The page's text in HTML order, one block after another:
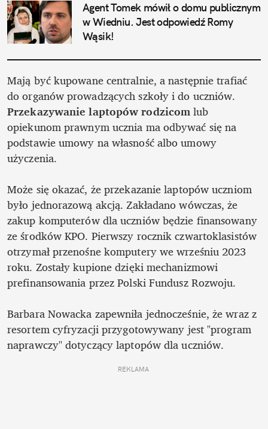
Agent Tomek mówił o domu publicznym
w Wiedniu. Jest odpowiedź Romy
Wąsik!
Mają być kupowane centralnie, a następnie trafiać
Przekazywanie laptopów rodzicom lub
opiekunom prawnym ucznia ma odbywać się na
podstawie umowy na własność albo umowy
użyczenia.
Może się okazać, że przekazanie laptopów uczniom
było jednorazową akcją. Zakładano wówczas, że
zakup komputerów dla uczniów będzie finansowany
ze środków KPO. Pierwszy rocznik czwartoklasistów
otrzymał przenośne komputery we wrześniu 2023
roku. Zostały kupione dzięki mechanizmowi
prefinansowania przez Polski Fundusz Rozwoju.
Barbara Nowacka zapewniła jednocześnie, że wraz z
resortem cyfryzacji przygotowywany jest "program
naprawczy" dotyczący laptopów dla uczniów.
REKLAMA